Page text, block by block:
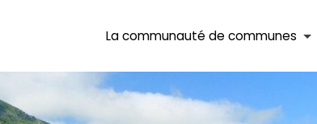
La communauté de communes